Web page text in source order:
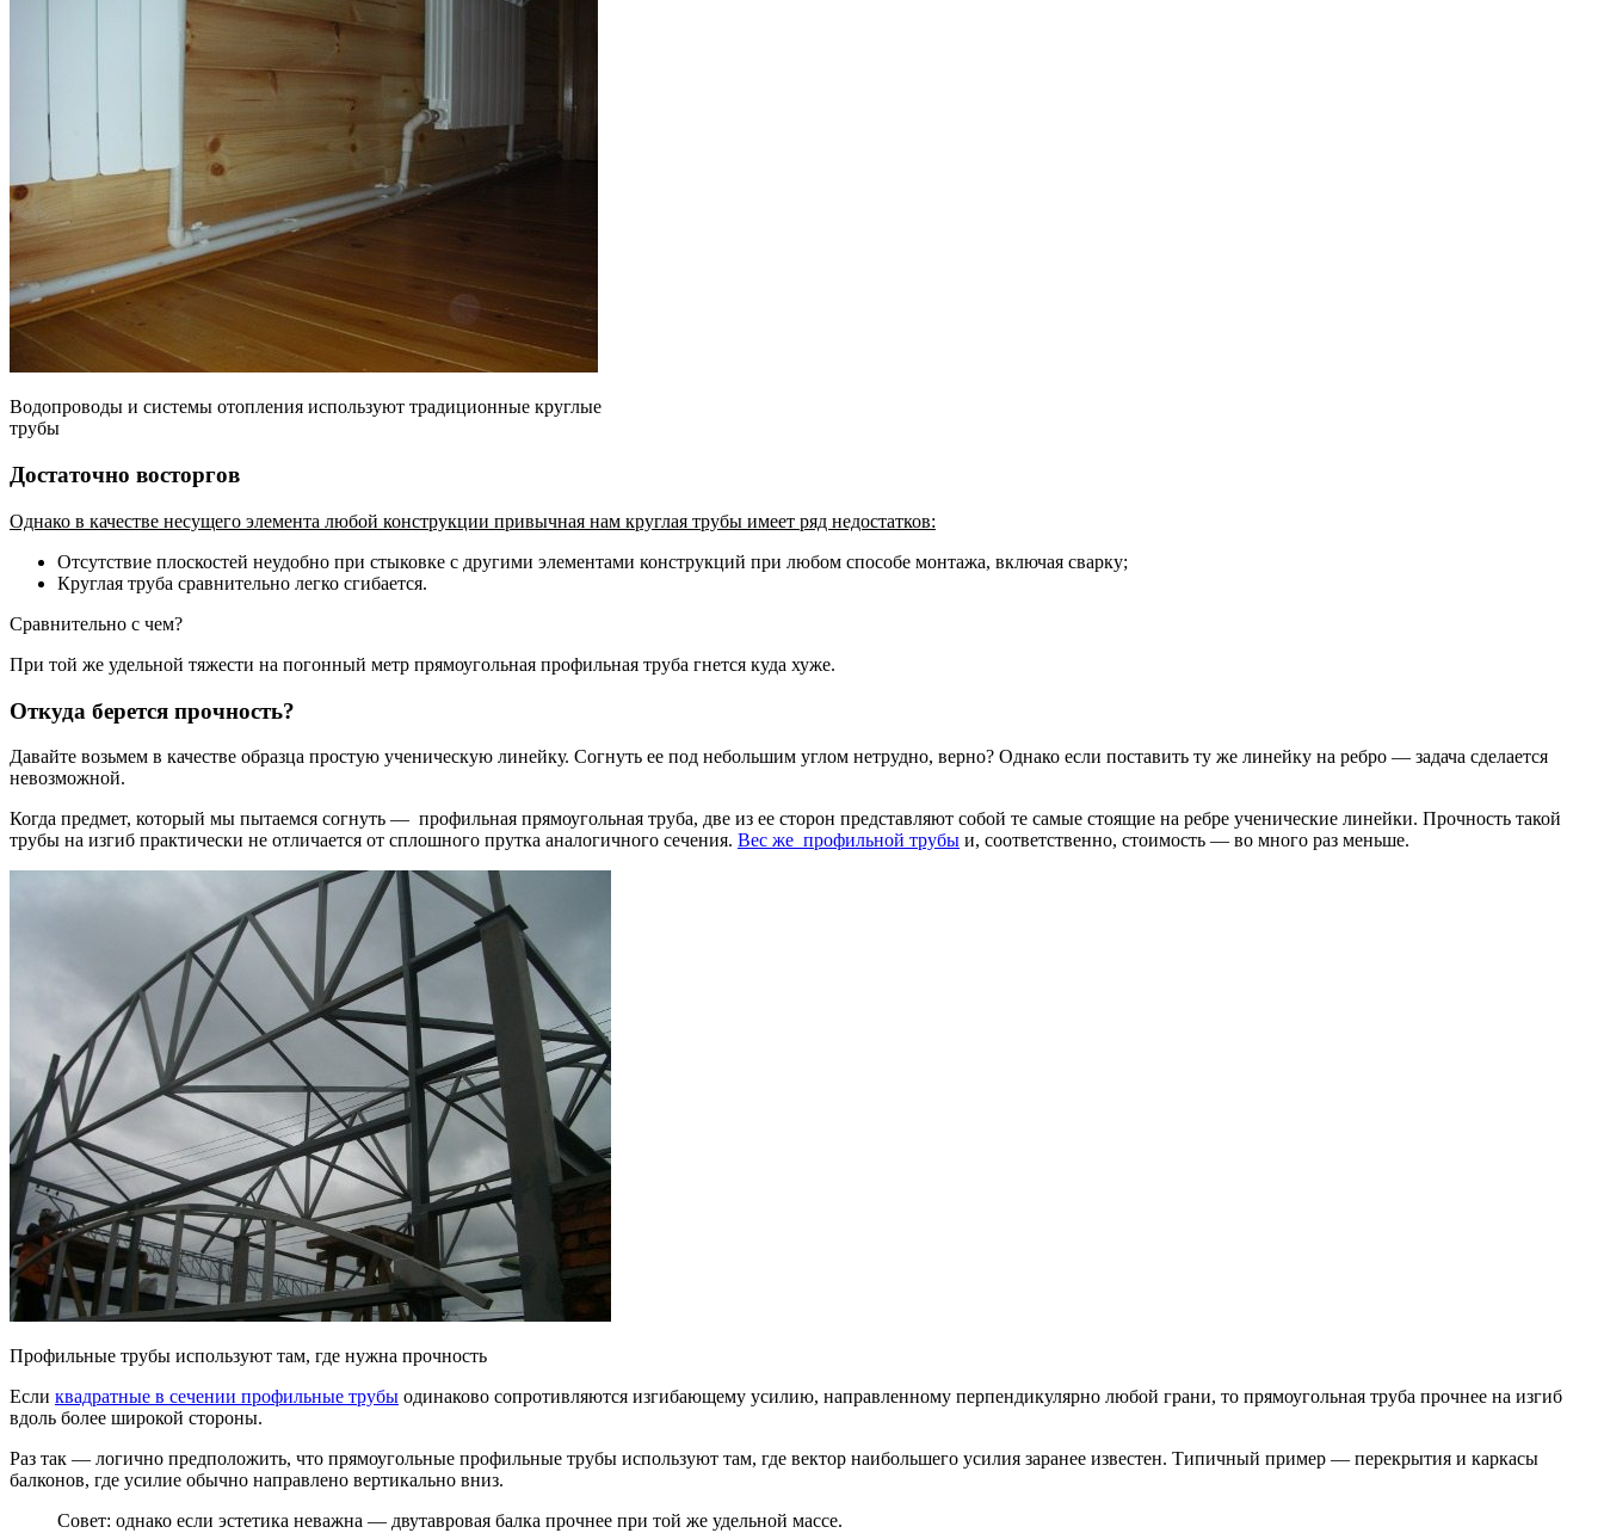
Водопроводы и системы отопления используют традиционные круглые
трубы
Достаточно восторгов
Однако в качестве несущего элемента любой конструкции привычная нам круглая трубы имеет ряд недостатков:
Отсутствие плоскостей неудобно при стыковке с другими элементами конструкций при любом способе монтажа, включая сварку;
Круглая труба сравнительно легко сгибается.
Сравнительно с чем?
При той же удельной тяжести на погонный метр прямоугольная профильная труба гнется куда хуже.
Откуда берется прочность?
Давайте возьмем в качестве образца простую ученическую линейку. Согнуть ее под небольшим углом нетрудно, верно? Однако если поставить ту же линейку на ребро — задача сделается
невозможной.
Когда предмет, который мы пытаемся согнуть — профильная прямоугольная труба, две из ее сторон представляют собой те самые стоящие на ребре ученические линейки. Прочность такой
трубы на изгиб практически не отличается от сплошного прутка аналогичного сечения. Вес же профильной трубы и, соответственно, стоимость — во много раз меньше.
Профильные трубы используют там, где нужна прочность
Если квадратные в сечении профильные трубы одинаково сопротивляются изгибающему усилию, направленному перпендикулярно любой грани, то прямоугольная труба прочнее на изгиб
вдоль более широкой стороны.
Раз так — логично предположить, что прямоугольные профильные трубы используют там, где вектор наибольшего усилия заранее известен. Типичный пример — перекрытия и каркасы
балконов, где усилие обычно направлено вертикально вниз.
Совет: однако если эстетика неважна — двутавровая балка прочнее при той же удельной массе.